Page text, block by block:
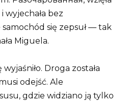
wyjechała bez
się zepsuł — tak
Miguela.
Droga została
odejść. Ale
gdzie widziano ją tylko